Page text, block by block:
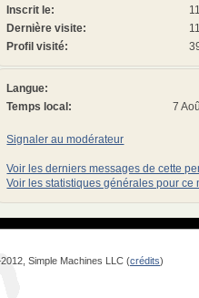
Inscrit le:
Dernière visite:
Profil visité:
Langue:
Temps local:
7
Signaler au modérateur
Voir les derniers messages de cette
Voir les statistiques générales pour ce
Simple Machines LLC (crédits)